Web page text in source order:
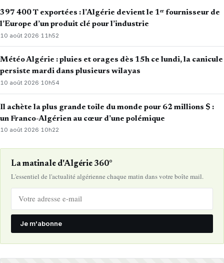
397 400 T exportées : l’Algérie devient le 1ᵉʳ fournisseur de
l’Europe d’un produit clé pour l’industrie
10 août 2026· 11h52
Météo Algérie : pluies et orages dès 15h ce lundi, la canicule
persiste mardi dans plusieurs wilayas
10 août 2026·10h54
Il achète la plus grande toile du monde pour 62 millions $ :
un Franco-Algérien au cœur d’une polémique
10 août 2026·10h22
La matinale d'Algérie 360°
L'essentiel de l'actualité algérienne chaque matin dans votre boîte mail.
Je m'abonne